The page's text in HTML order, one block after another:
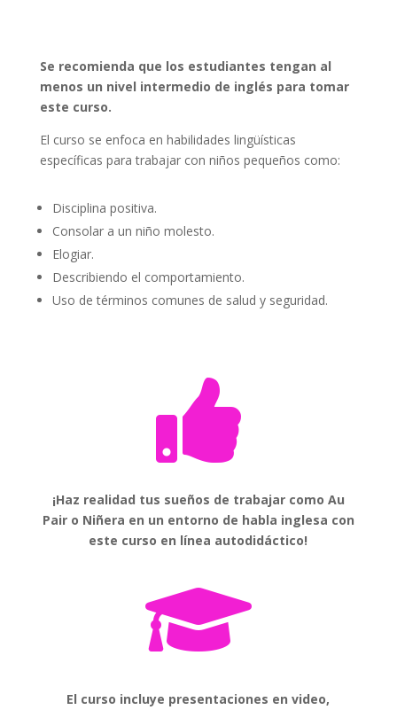
Se recomienda que los estudiantes tengan al
menos un nivel intermedio de inglés para tomar
este curso.
El curso se enfoca en habilidades lingüísticas
específicas para trabajar con niños pequeños como:
Disciplina positiva.
Consolar a un niño molesto.
Elogiar.
Describiendo el comportamiento.
Uso de términos comunes de salud y seguridad.

¡Haz realidad tus sueños de trabajar como Au
Pair o Niñera en un entorno de habla inglesa con
este curso en línea autodidáctico!

El curso incluye presentaciones en video,